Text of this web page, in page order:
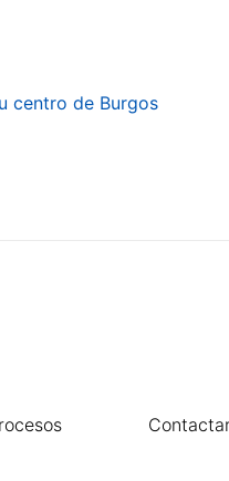
centro de Burgos